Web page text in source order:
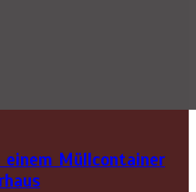
einem Müllcontainer